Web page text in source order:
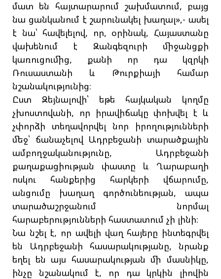
մատ են հայտարարում շախմատում, բայց
նա ցանկանում է շարունակել խաղալ»,- ասել
է նա՝ հավելելով, որ, օրինակ, Հայաստանը
վախենում է Զանգեզուրի միջանցքի
կառուցումից, քանի որ դա կզրկի
Ռուսաստանի և Թուրքիայի համար
նշանակությունից։
Ըստ Զեյնալովի՝ եթե հայկական կողմը
չխոստովանի, որ իրավիճակը փոխվել է և
չփորձի տեղավորվել նոր իրողությունների
մեջ՝ ճանաչելով Ադրբեջանի տարածքային
ամբողջականությունը, Ադրբեջանի
քաղաքացիության փաստը և Ղարաբաղի
ոսկու հանքերից հարկերի վճարումը,
անցումը խաղաղ գործունեության, ապա
տարածաշրջանում նորմալ
հարաբերությունների հաստատում չի լինի։
Նա նշել է, որ ավելի վաղ հայերը ինտեգրվել
են Ադրբեջանի հասարակությանը, նրանք
եղել են այս հասարակության մի մասնիկը,
ինչը նշանակում է, որ դա կրկին լիովին